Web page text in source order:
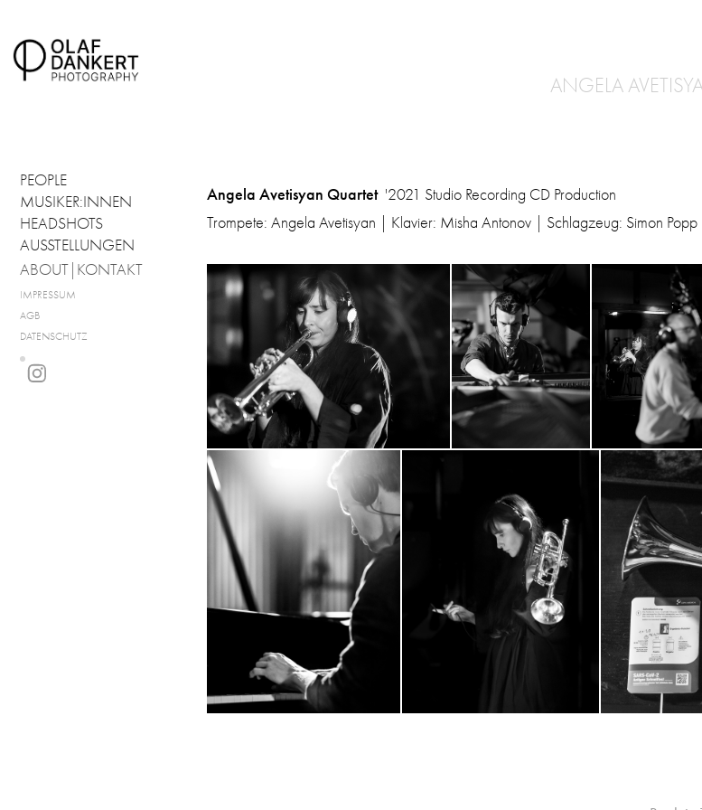
PEOPLE
MUSIKER:INNEN
HEADSHOTS
AUSSTELLUNGEN
ABOUT|KONTAKT
IMPRESSUM
AGB
DATENSCHUTZ
ANGELA
Angela Avetisyan Quartet '2021 Studio Recording CD Production
Trompete: Angela Avetisyan | Klavier: Misha Antonov | Schlagzeug: Simon